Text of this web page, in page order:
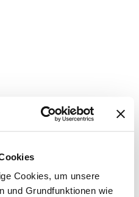
Cookies, um unsere
und Grundfunktionen wie